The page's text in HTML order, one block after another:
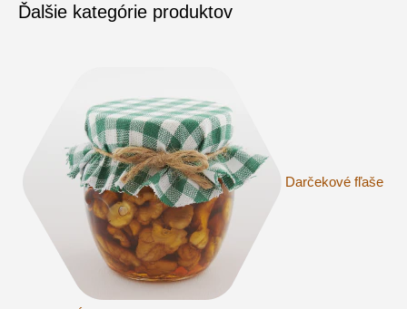
Ďalšie kategórie produktov
Darčekové fľaše